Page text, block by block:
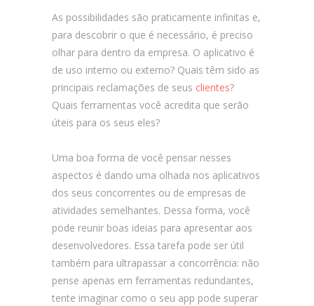
As possibilidades são praticamente infinitas e,
para descobrir o que é necessário, é preciso
olhar para dentro da empresa. O aplicativo é
de uso interno ou externo? Quais têm sido as
principais reclamações de seus clientes?
Quais ferramentas você acredita que serão
úteis para os seus eles?
Uma boa forma de você pensar nesses
aspectos é dando uma olhada nos aplicativos
dos seus concorrentes ou de empresas de
atividades semelhantes. Dessa forma, você
pode reunir boas ideias para apresentar aos
desenvolvedores. Essa tarefa pode ser útil
também para ultrapassar a concorrência: não
pense apenas em ferramentas redundantes,
tente imaginar como o seu app pode superar